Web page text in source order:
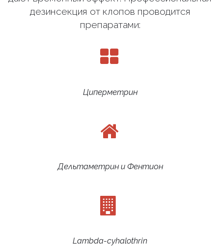
дезинсекция от клопов проводится
препаратами:
Циперметрин
Дельтаметрин и Фентион
Lambda-cyhalothrin